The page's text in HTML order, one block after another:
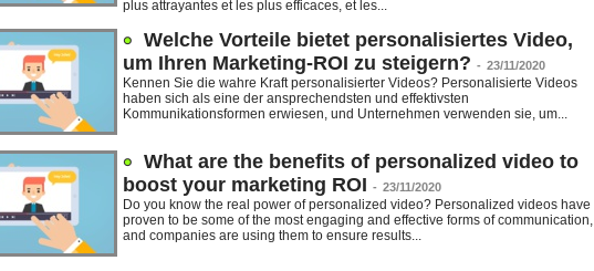
plus attrayantes et les plus efficaces, et les...
Welche Vorteile bietet personalisiertes Video,
um Ihren Marketing-ROI zu steigern? - 23/11/2020
Kennen Sie die wahre Kraft personalisierter Videos? Personalisierte Videos
haben sich als eine der ansprechendsten und effektivsten
Kommunikationsformen erwiesen, und Unternehmen verwenden sie, um...
What are the benefits of personalized video to
boost your marketing ROI - 23/11/2020
Do you know the real power of personalized video? Personalized videos have
proven to be some of the most engaging and effective forms of communication,
and companies are using them to ensure results...